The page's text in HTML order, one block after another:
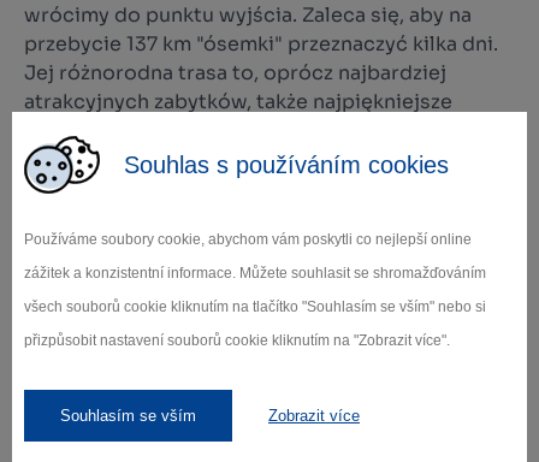
Souhlas s používáním cookies
Používáme soubory cookie, abychom vám poskytli co nejlepší online
zážitek a konzistentní informace. Můžete souhlasit se shromažďováním
všech souborů cookie kliknutím na tlačítko "Souhlasím se vším" nebo si
přizpůsobit nastavení souborů cookie kliknutím na "Zobrazit více".
Souhlasím se vším Zobrazit více
wrócimy do punktu wyjścia. Zaleca się, aby na
przebycie 137 km "ósemki" przeznaczyć kilka dni.
Jej różnorodna trasa to, oprócz najbardziej
atrakcyjnych zabytków, także najpiękniejsze
naturalne i widokowe części kraju Wysoczyna.
Całą trasę można podzielić na 3 dni po 50 km z
noclegami w miejscowościach Nedvědice i Nové